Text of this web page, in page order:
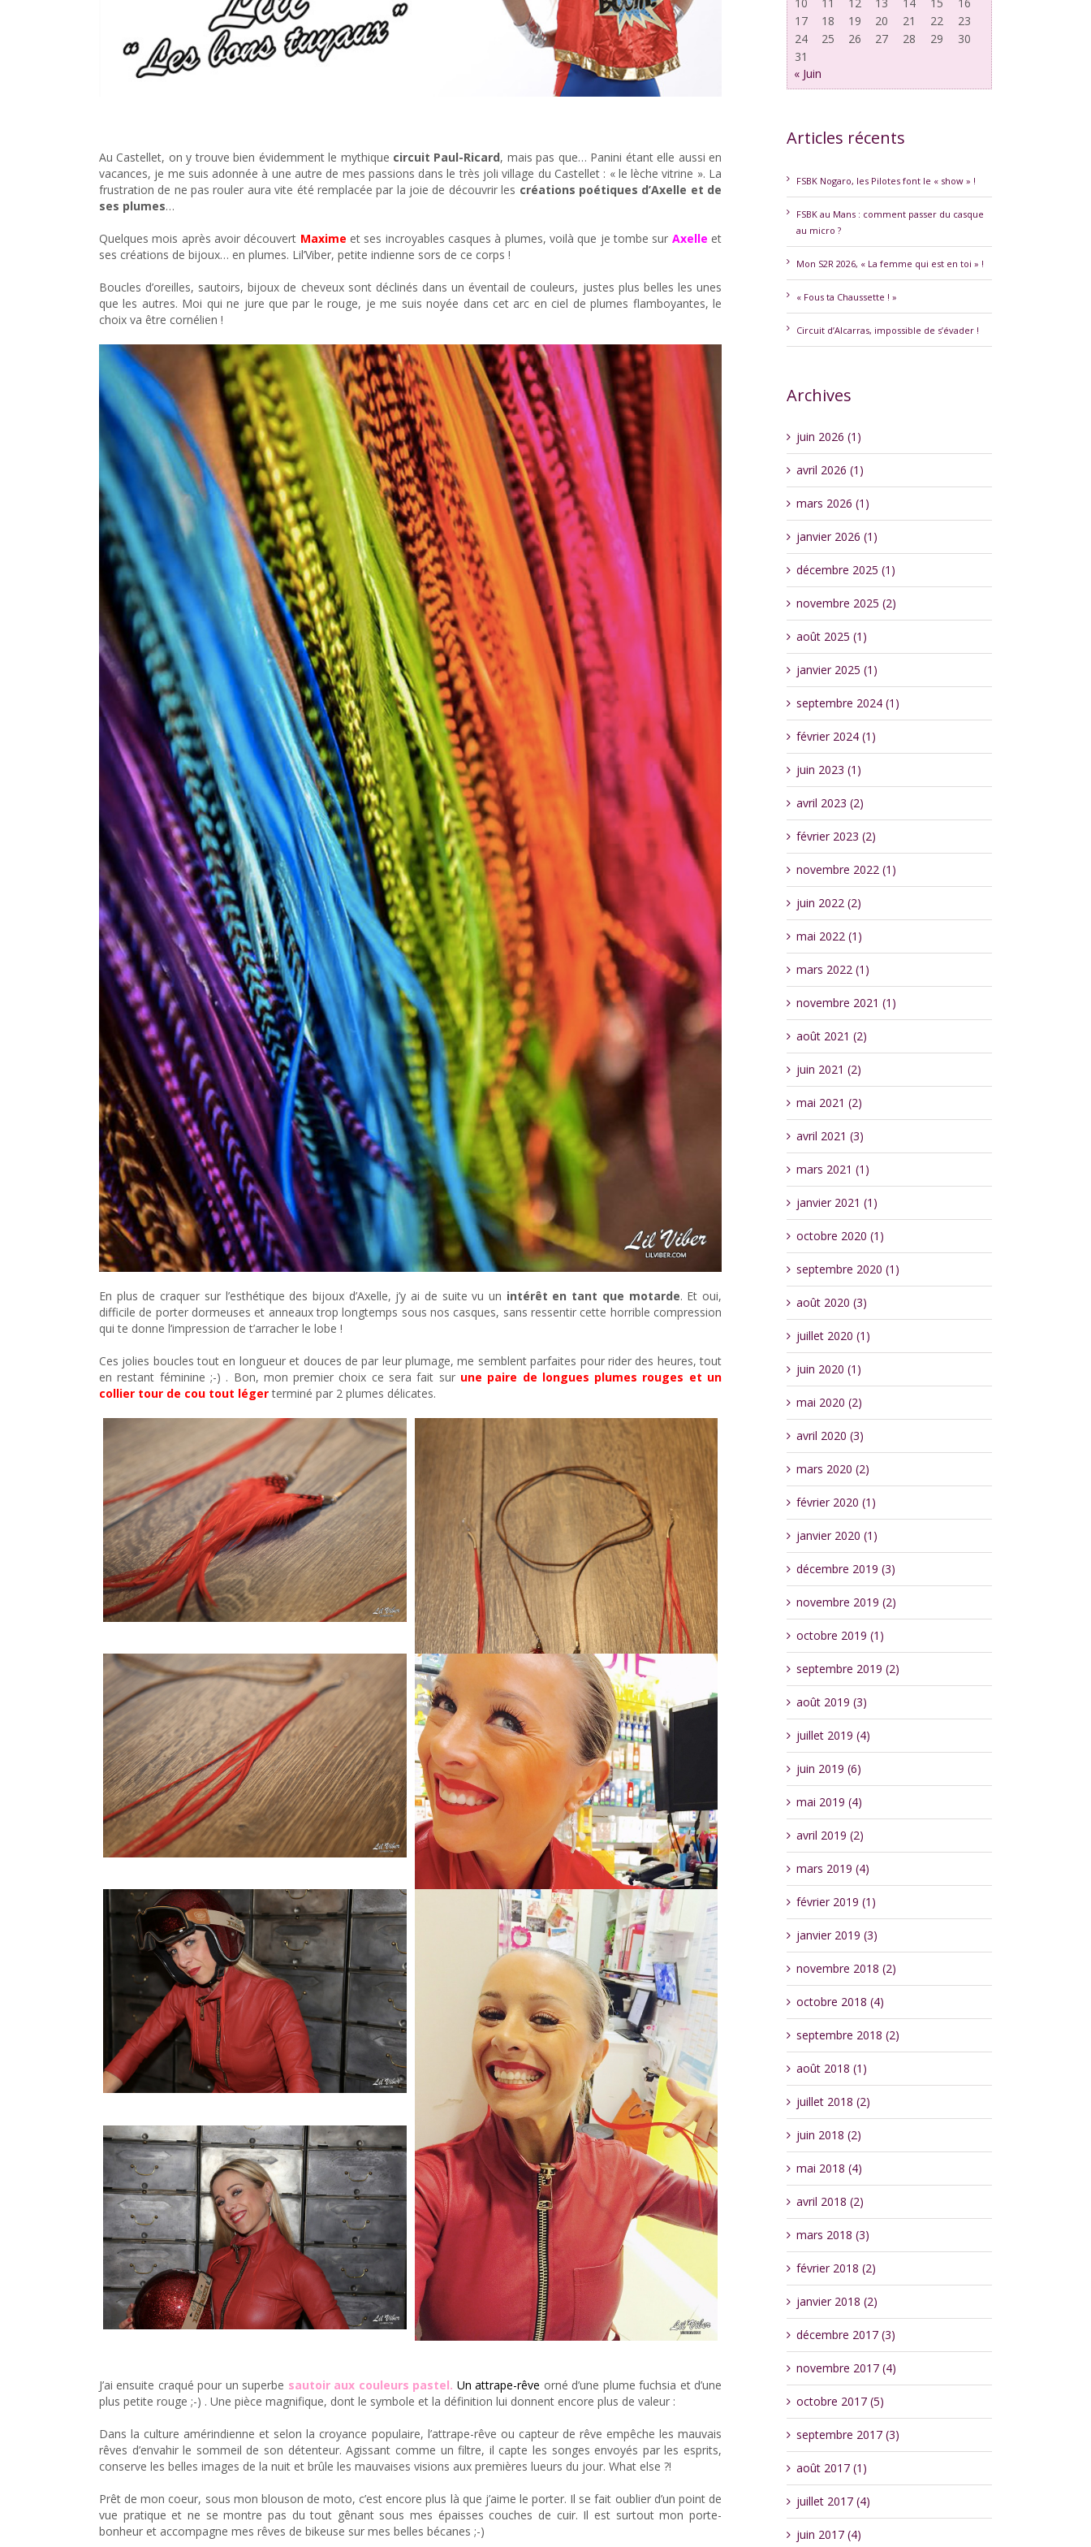
Au Castellet, on y trouve bien évidemment le mythique circuit Paul-Ricard, mais pas que… Panini étant elle aussi en
vacances, je me suis adonnée à une autre de mes passions dans le très joli village du Castellet : « le lèche vitrine ». La
frustration de ne pas rouler aura vite été remplacée par la joie de découvrir les créations poétiques d’Axelle et de
ses plumes…
Quelques mois après avoir découvert Maxime et ses incroyables casques à plumes, voilà que je tombe sur Axelle et
ses créations de bijoux… en plumes. Lil’Viber, petite indienne sors de ce corps !
Boucles d’oreilles, sautoirs, bijoux de cheveux sont déclinés dans un éventail de couleurs, justes plus belles les unes
que les autres. Moi qui ne jure que par le rouge, je me suis noyée dans cet arc en ciel de plumes flamboyantes, le
choix va être cornélien !
En plus de craquer sur l’esthétique des bijoux d’Axelle, j’y ai de suite vu un intérêt en tant que motarde. Et oui,
difficile de porter dormeuses et anneaux trop longtemps sous nos casques, sans ressentir cette horrible compression
qui te donne l’impression de t’arracher le lobe !
Ces jolies boucles tout en longueur et douces de par leur plumage, me semblent parfaites pour rider des heures, tout
en restant féminine ;-) . Bon, mon premier choix ce sera fait sur une paire de longues plumes rouges et un
collier tour de cou tout légerterminé par 2 plumes délicates.
J’ai ensuite craqué pour un superbe sautoir aux couleurs pastel. Un attrape-rêve orné d’une plume fuchsia et d’une
plus petite rouge ;-) . Une pièce magnifique, dont le symbole et la définition lui donnent encore plus de valeur :
Dans la culture amérindienne et selon la croyance populaire, l’attrape-rêve ou capteur de rêve empêche les mauvais
rêves d’envahir le sommeil de son détenteur. Agissant comme un filtre, il capte les songes envoyés par les esprits,
conserve les belles images de la nuit et brûle les mauvaises visions aux premières lueurs du jour. What else ?!
Prêt de mon coeur, sous mon blouson de moto, c’est encore plus là que j’aime le porter. Il se fait oublier d’un point de
vue pratique et ne se montre pas du tout gênant sous mes épaisses couches de cuir. Il est surtout mon porte-
bonheur et accompagne mes rêves de bikeuse sur mes belles bécanes ;-)
17
18 19 20 21 22
23
24
25 26 27 28 29
30
31
« Juin
Articles récents
FSBK Nogaro, les Pilotes font le « show » !
FSBK au Mans : comment passer du casque
au micro ?
Mon S2R 2026, « La femme qui est en toi » !
« Fous ta Chaussette ! »
Circuit d’Alcarras, impossible de s’évader !
Archives
juin 2026 (1)
avril 2026 (1)
mars 2026 (1)
janvier 2026 (1)
décembre 2025 (1)
novembre 2025 (2)
août 2025 (1)
janvier 2025 (1)
septembre 2024 (1)
février 2024 (1)
juin 2023 (1)
avril 2023 (2)
février 2023 (2)
novembre 2022 (1)
juin 2022 (2)
mai 2022 (1)
mars 2022 (1)
novembre 2021 (1)
août 2021 (2)
juin 2021 (2)
mai 2021 (2)
avril 2021 (3)
mars 2021 (1)
janvier 2021 (1)
octobre 2020 (1)
septembre 2020 (1)
août 2020 (3)
juillet 2020 (1)
juin 2020 (1)
mai 2020 (2)
avril 2020 (3)
mars 2020 (2)
février 2020 (1)
janvier 2020 (1)
décembre 2019 (3)
novembre 2019 (2)
octobre 2019 (1)
septembre 2019 (2)
août 2019 (3)
juillet 2019 (4)
juin 2019 (6)
mai 2019 (4)
avril 2019 (2)
mars 2019 (4)
février 2019 (1)
janvier 2019 (3)
novembre 2018 (2)
octobre 2018 (4)
septembre 2018 (2)
août 2018 (1)
juillet 2018 (2)
juin 2018 (2)
mai 2018 (4)
avril 2018 (2)
mars 2018 (3)
février 2018 (2)
janvier 2018 (2)
décembre 2017 (3)
novembre 2017 (4)
octobre 2017 (5)
septembre 2017 (3)
août 2017 (1)
juillet 2017 (4)
juin 2017 (4)